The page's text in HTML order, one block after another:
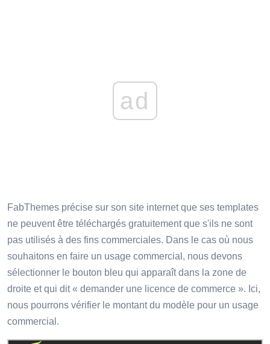
ad
FabThemes précise sur son site internet que ses templates
ne peuvent être téléchargés gratuitement que s'ils ne sont
pas utilisés à des fins commerciales. Dans le cas où nous
souhaitons en faire un usage commercial, nous devons
sélectionner le bouton bleu qui apparaît dans la zone de
droite et qui dit « demander une licence de commerce ». Ici,
nous pourrons vérifier le montant du modèle pour un usage
commercial.